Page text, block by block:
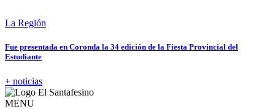
La Región
Fue presentada en Coronda la 34 edición de la Fiesta Provincial del
Estudiante
+ noticias
MENU